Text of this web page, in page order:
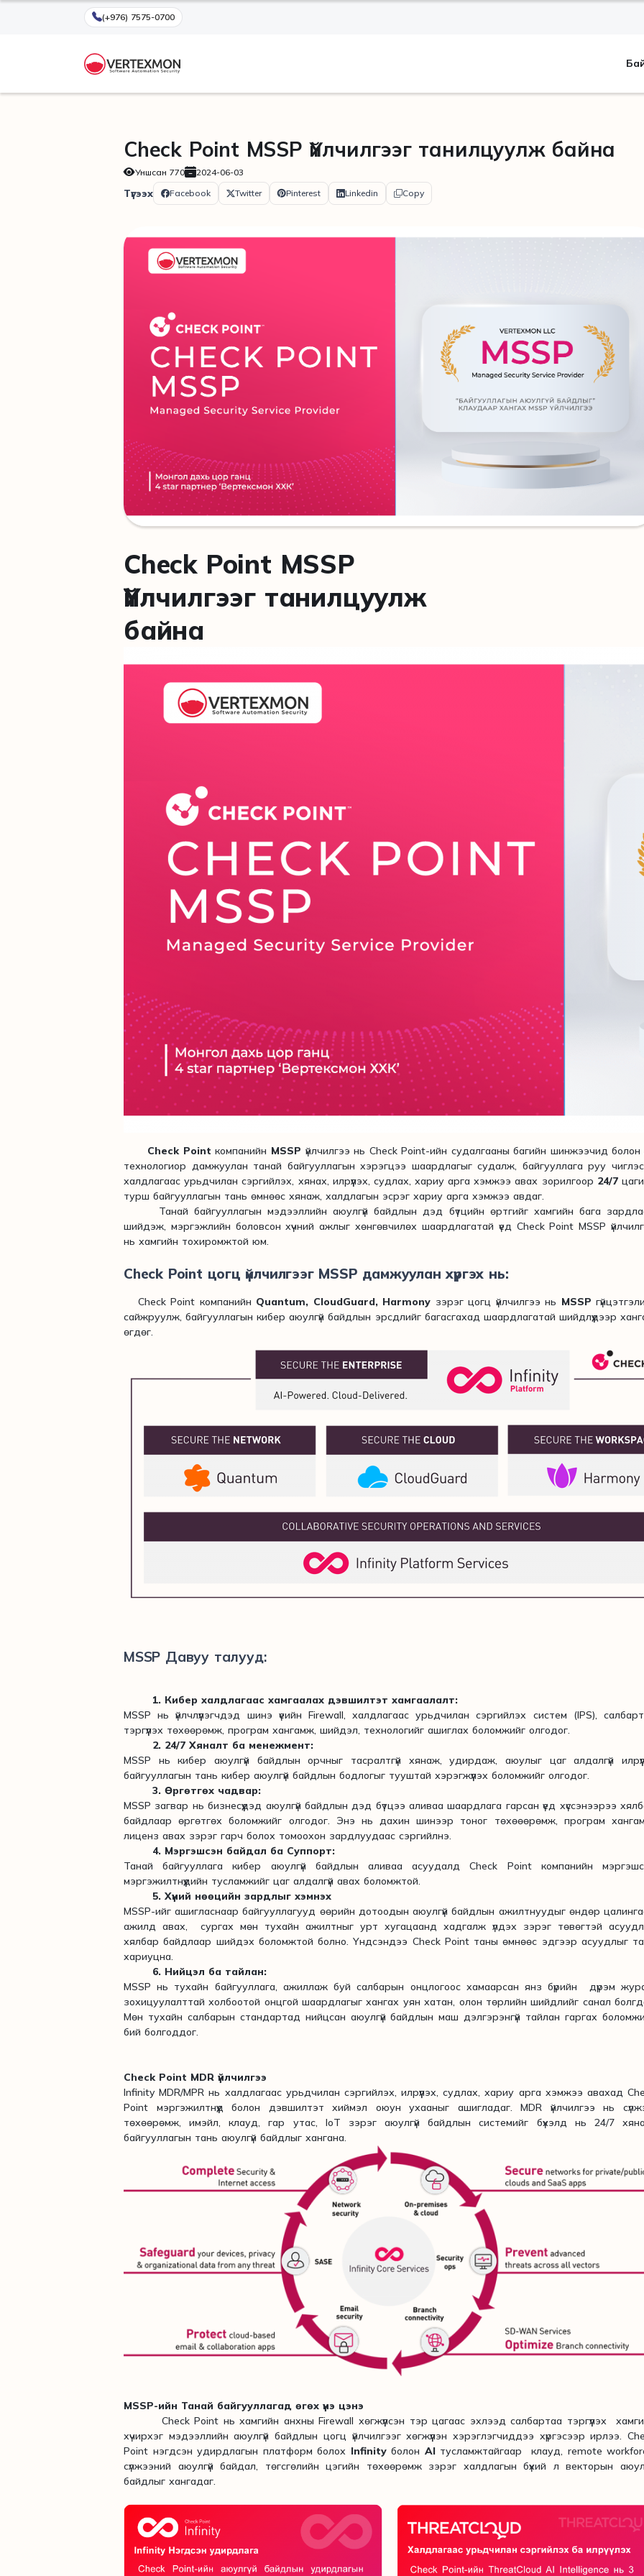
(+976) 7575-0700
Check Point MSSP Үйлчилгээг танилцуулж байна
Уншсан 770 2024-06-03
Түгээх Facebook Twitter Pinterest Linkedin Copy
Check Point MSSP
Үйлчилгээг танилцуулж
байна
Check Point компанийн MSSP үйлчилгээ нь Check Point-ийн судалгааны багийн шинжээчид
технологиор дамжуулан танай байгууллагын хэрэгцээ шаардлагыг судалж, байгууллага руу
халдлагаас урьдчилан сэргийлэх, хянах, илрүүлэх, судлах, хариу арга хэмжээ авах зорилгоор 24/7
турш байгууллагын тань өмнөөс хянаж, халдлагын эсрэг хариу арга хэмжээ авдаг.
Танай байгууллагын мэдээллийн аюулгүй байдлын дэд бүтцийн өртгийг хамгийн бага
шийдэж, мэргэжлийн боловсон хүчний ажлыг хөнгөвчилөх шаардлагатай үед Check Point MSSP
нь хамгийн тохиромжтой юм. ​ ​ ​
Check Point цогц үйлчилгээг MSSP дамжуулан хүргэх нь:
Check Point компанийн Quantum, CloudGuard, Harmony зэрэг цогц үйлчилгээ нь MSSP
сайжруулж, байгууллагын кибер аюулгүй байдлын эрсдлийг багасгахад шаардлагатай шийдлүүдээр
өгдөг.
MSSP Давуу талууд:
1. Кибер халдлагаас хамгаалах дэвшилтэт хамгаалалт:
MSSP нь үйлчлүүлэгчдэд шинэ үеийн Firewall, халдлагаас урьдчилан сэргийлэх систем (IPS),
тэргүүлэх төхөөрөмж, програм хангамж, шийдэл, технологийг ашиглах боломжийг олгодог.
2. 24/7 Хяналт ба менежмент:
MSSP нь кибер аюулгүй байдлын орчныг тасралтгүй хянаж, удирдаж, аюулыг цаг алдалгүй
байгууллагын тань кибер аюулгүй байдлын бодлогыг тууштай хэрэгжүүлэх боломжийг олгодог.
3. Өргөтгөх чадвар:
MSSP загвар нь бизнесүүдэд аюулгүй байдлын дэд бүтцээ аливаа шаардлага гарсан үед хүссэнээрээ
байдлаар өргөтгөх боломжийг олгодог. Энэ нь дахин шинээр тоног төхөөөрөмж, програм
лиценз авах зэрэг гарч болох томоохон зардлуудаас сэргийлнэ.
4. Мэргэшсэн байдал ба Суппорт:
Танай байгууллага кибер аюулгүй байдлын аливаа асуудалд Check Point компанийн
мэргэжилтнүүдийн тусламжийг цаг алдалгүй авах боломжтой.
5. Хүний нөөцийн зардлыг хэмнэх
MSSP-ийг ашигласнаар байгууллагууд өөрийн дотоодын аюулгүй байдлын ажилтнуудыг өндөр
ажилд авах, сургах мөн тухайн ажилтныг урт хугацаанд хадгалж үлдэх зэрэг төвөгтэй
хялбар байдлаар шийдэх боломжтой болно. Үндсэндээ Check Point таны өмнөөс эдгээр асуудлыг
хариуцна.
6. Нийцэл ба тайлан:
MSSP нь тухайн байгууллага, ажиллаж буй салбарын онцлогоос хамаарсан янз бүрийн дүрэм
зохицуулалттай холбоотой онцгой шаардлагыг хангах уян хатан, олон төрлийн шийдлийг санал
Мөн тухайн салбарын стандартад нийцсан аюулгүй байдлын маш дэлгэрэнгүй тайлан гаргах
бий болгоддог.
Check Point MDR үйлчилгээ
Infinity MDR/MPR нь халдлагаас урьдчилан сэргийлэх, илрүүлэх, судлах, хариу арга хэмжээ авахад
Point мэргэжилтнүүд болон дэвшилтэт хиймэл оюун ухааныг ашигладаг. MDR үйлчилгээ нь
төхөөрөмж, имэйл, клауд, гар утас, IoT зэрэг аюулгүй байдлын системийг бүхэлд нь 24/7
байгууллагын тань аюулгүй байдлыг хангана.
MSSP-ийн Танай байгууллагад өгөх үнэ цэнэ
Check Point нь хамгийн анхны Firewall хөгжүүлсэн тэр цагаас эхлээд салбартаа тэргүүлэх
хүчирхэг мэдээллийн аюулгүй байдлын цогц үйлчилгээг хөгжүүлэн хэрэглэгчиддээ хүргэсээр ирлээ.
Point нэгдсэн удирдлагын платформ болох Infinity болон AI тусламжтайгаар клауд, remote
сүлжээний аюулгүй байдал, төгсгөлийн цэгийн төхөөрөмж зэрэг халдлагын бүхий л векторын
байдлыг хангадаг.